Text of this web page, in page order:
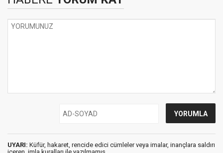
UYARI: Küfür, hakaret, rencide edici cümleler veya imalar, inançlara saldırı